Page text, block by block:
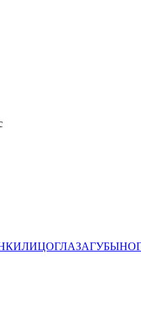
ЛИЦОГЛАЗАГУБЫ